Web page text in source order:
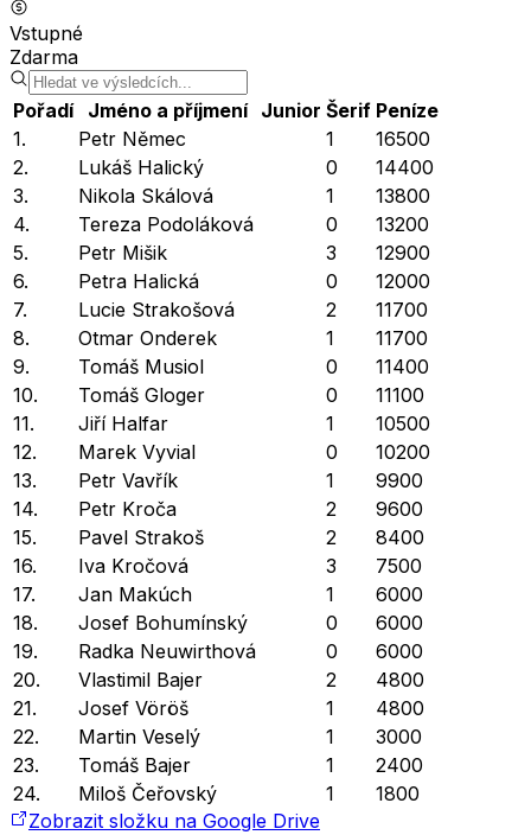
Vstupné
Zdarma
Pořadí Jméno a příjmení Junior Šerif Peníze
1.
Petr Němec 1
16500
2.
Lukáš Halický 0
14400
3.
Nikola Skálová 1
13800
4.
Tereza Podoláková 0
13200
5.
Petr Mišik 3
12900
6.
Petra Halická 0
12000
7.
Lucie Strakošová 2
11700
8.
Otmar Onderek 1
11700
9.
Tomáš Musiol 0
11400
10.
Tomáš Gloger 0
11100
11.
Jiří Halfar 1
10500
12.
Marek Vyvial 0
10200
13.
Petr Vavřík 1
9900
14.
Petr Kroča 2
9600
15.
Pavel Strakoš 2
8400
16.
Iva Kročová 3
7500
17.
Jan Makúch 1
6000
18.
Josef Bohumínský 0
6000
19.
Radka Neuwirthová 0
6000
20.
Vlastimil Bajer 2
4800
21.
Josef Vöröš 1
4800
22.
Martin Veselý 1
3000
23.
Tomáš Bajer 1
2400
24.
Miloš Čeřovský 1
1800
Zobrazit složku na Google Drive